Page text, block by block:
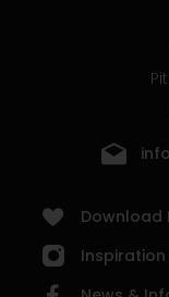
Download
Inspiration